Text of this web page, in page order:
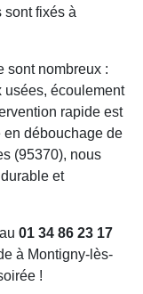
sont fixés à
sont nombreux :
usées, écoulement
rapide est
en débouchage de
(95370), nous
et
01 34 86 23 17
à Montigny-lès-
!